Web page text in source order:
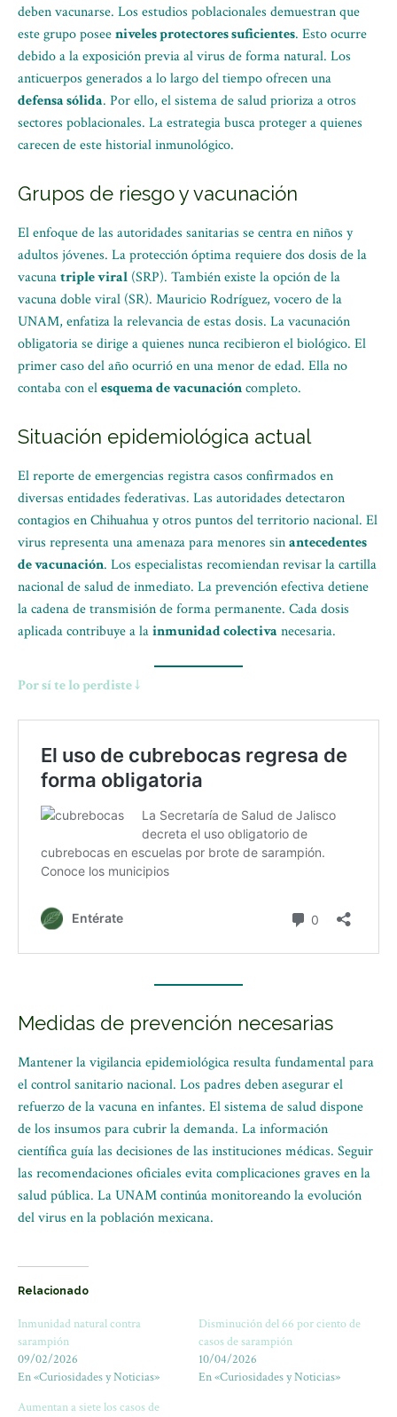
deben vacunarse. Los estudios poblacionales demuestran que
este grupo poseeniveles protectores suficientes. Esto ocurre
debido a la exposición previa al virus de forma natural. Los
anticuerpos generados a lo largo del tiempo ofrecen una
defensa sólida. Por ello, el sistema de salud prioriza a otros
sectores poblacionales. La estrategia busca proteger a quienes
carecen de este historial inmunológico.
Grupos de riesgo y vacunación
El enfoque de las autoridades sanitarias se centra en niños y
adultos jóvenes. La protección óptima requiere dos dosis de la
vacunatriple viral (SRP). También existe la opción de la
vacuna doble viral (SR). Mauricio Rodríguez, vocero de la
UNAM, enfatiza la relevancia de estas dosis. La vacunación
obligatoria se dirige a quienes nunca recibieron el biológico. El
primer caso del año ocurrió en una menor de edad. Ella no
contaba con elesquema de vacunacióncompleto.
Situación epidemiológica actual
El reporte de emergencias registra casos confirmados en
diversas entidades federativas. Las autoridades detectaron
contagios en Chihuahua y otros puntos del territorio nacional. El
virus representa una amenaza para menores sinantecedentes
de vacunación. Los especialistas recomiendan revisar la cartilla
nacional de salud de inmediato. La prevención efectiva detiene
la cadena de transmisión de forma permanente. Cada dosis
aplicada contribuye a lainmunidad colectiva necesaria.
Por sí te lo perdiste ↓
Medidas de prevención necesarias
Mantener la vigilancia epidemiológica resulta fundamental para
el control sanitario nacional. Los padres deben asegurar el
refuerzo de la vacuna en infantes. El sistema de salud dispone
de los insumos para cubrir la demanda. La información
científica guía las decisiones de las instituciones médicas. Seguir
las recomendaciones oficiales evita complicaciones graves en la
salud pública. La UNAM continúa monitoreando la evolución
del virus en la población mexicana.
Relacionado
Inmunidad natural contra
sarampión
09/02/2026
En «Curiosidades y Noticias»
Disminución del 66 por ciento de
casos de sarampión
10/04/2026
En «Curiosidades y Noticias»
Aumentan a siete los casos de